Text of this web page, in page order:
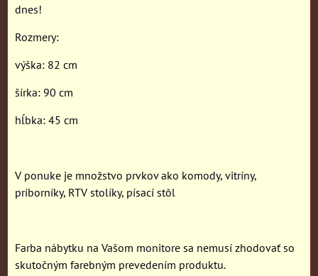
dnes!
Rozmery:
výška: 82 cm
šírka: 90 cm
hĺbka: 45 cm
V ponuke je množstvo prvkov ako komody, vitríny,
príborníky, RTV stolíky, písací stôl
Farba nábytku na Vašom monitore sa nemusí zhodovať so
skutočným farebným prevedením produktu.